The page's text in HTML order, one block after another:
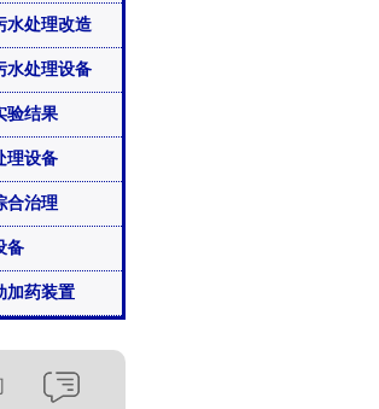
水处理改造
水处理设备
验结果
理设备
合治理
备
加药装置